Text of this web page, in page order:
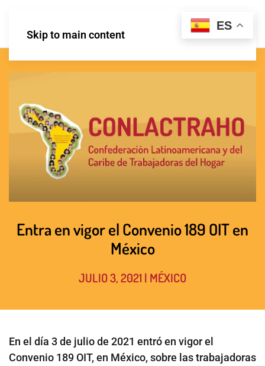
Skip to main content
Entra en vigor el Convenio 189 OIT en
México
JULIO 3, 2021 | MÉXICO
En el día 3 de julio de 2021 entró en vigor el
Convenio 189 OIT, en México, sobre las trabajadoras
ES